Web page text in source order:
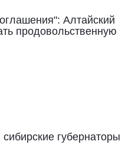
Алтайский
продовольственную
губернаторы